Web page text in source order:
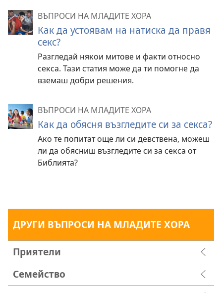
ВЪПРОСИ НА МЛАДИТЕ ХОРА
Как да устоявам на натиска да правя
секс?
Разгледай някои митове и факти относно
секса. Тази статия може да ти помогне да
вземаш добри решения.
ВЪПРОСИ НА МЛАДИТЕ ХОРА
Как да обясня възгледите си за секса?
Ако те попитат още ли си девствена, можеш
ли да обясниш възгледите си за секса от
Библията?
ДРУГИ ВЪПРОСИ НА МЛАДИТЕ ХОРА
Приятели
Семейство